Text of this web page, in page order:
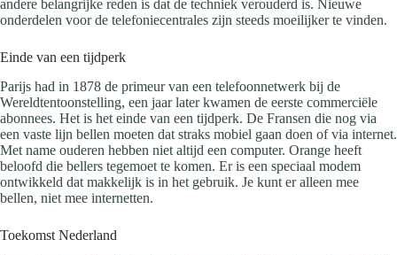
andere belangrijke reden is dat de techniek verouderd is. Nieuwe
onderdelen voor de telefoniecentrales zijn steeds moeilijker te vinden.
Einde van een tijdperk
Parijs had in 1878 de primeur van een telefoonnetwerk bij de
Wereldtentoonstelling, een jaar later kwamen de eerste commerciële
abonnees. Het is het einde van een tijdperk. De Fransen die nog via
een vaste lijn bellen moeten dat straks mobiel gaan doen of via internet.
Met name ouderen hebben niet altijd een computer. Orange heeft
beloofd die bellers tegemoet te komen. Er is een speciaal modem
ontwikkeld dat makkelijk is in het gebruik. Je kunt er alleen mee
bellen, niet mee internetten.
Toekomst Nederland